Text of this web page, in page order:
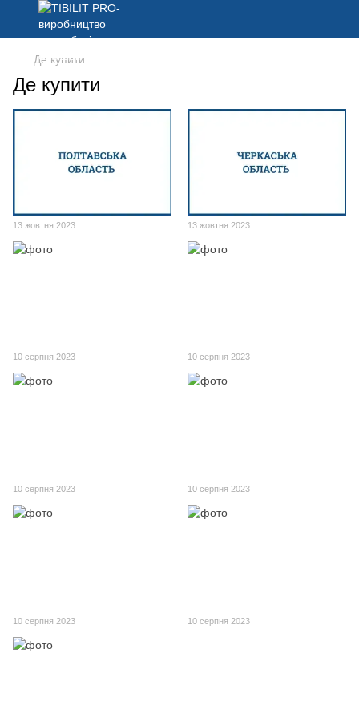
Де купити
Де купити
13 жовтня 2023 13 жовтня 2023
10 серпня 2023 10 серпня 2023
10 серпня 2023 10 серпня 2023
10 серпня 2023 10 серпня 2023